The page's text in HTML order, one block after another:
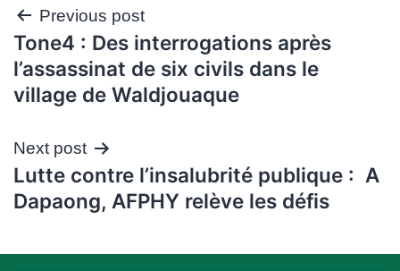
Navigation
de
l’article
Previous post
Tone4 : Des interrogations après
l’assassinat de six civils dans le
village de Waldjouaque
Next post
Lutte contre l’insalubrité publique : A
Dapaong, AFPHY relève les défis